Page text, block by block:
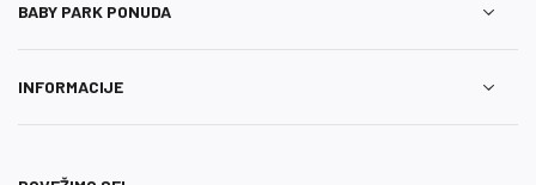
BABY PARK PONUDA
INFORMACIJE